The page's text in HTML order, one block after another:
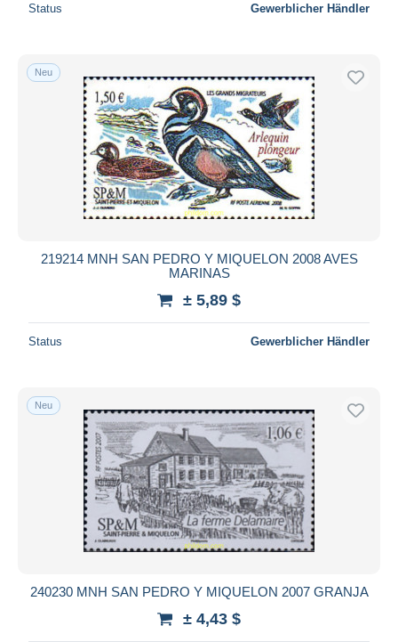
Status Gewerblicher Händler
Neu
219214 MNH SAN PEDRO Y MIQUELON 2008 AVES
MARINAS
± 5,89 $
Status Gewerblicher Händler
Neu
240230 MNH SAN PEDRO Y MIQUELON 2007 GRANJA
± 4,43 $